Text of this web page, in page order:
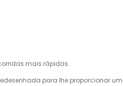
mais rápidas.
para lhe proporcionar